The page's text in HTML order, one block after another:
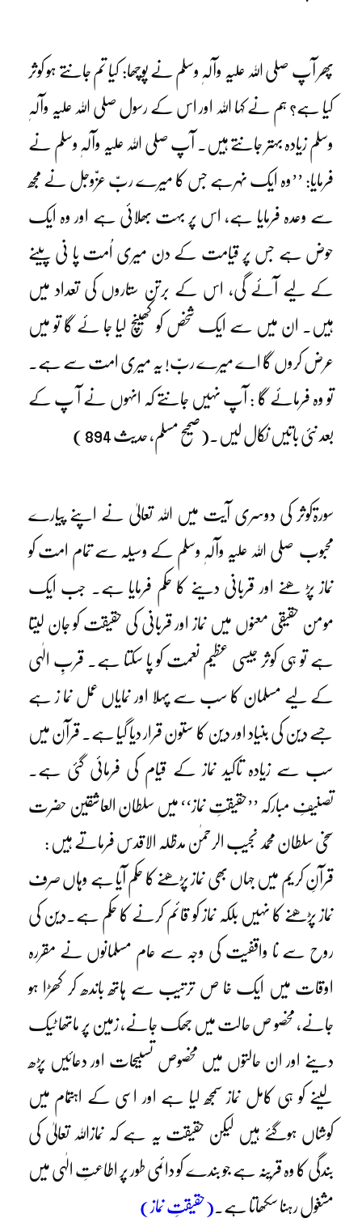
پھر آپ صلی اللہ علیہ وآلہٖ وسلم نے پوچھا: کیا تم جانتے ہو کوثر
کیا ہے؟ ہم نے کہا اللہ اور اس کے رسول صلی اللہ علیہ وآلہٖ
وسلم زیادہ بہتر جانتے ہیں۔ آپ صلی اللہ علیہ وآلہٖ وسلم نے
فرمایا: ’’وہ ایک نہرہے جس کا میرے ربّ عزّوجل نے مجھ
سے وعدہ فرمایا ہے، اس پر بہت بھلائی ہے اور وہ ایک
حوض ہے جس پر قیامت کے دن میری اُمت پا نی پینے
کے لیے آئے گی، اس کے برتن ستاروں کی تعداد میں
ہیں۔ ان میں سے ایک شخص کو کھینچ لیا جا ئے گا تو میں
عرض کروں گا اے میرے ربّ! یہ میری امت سے ہے۔
تو وہ فرمائے گا : آپ نہیں جانتے کہ انہوں نے آ پ کے
بعد نئی باتیں نکال لیں۔(صحیح مسلم، حدیث 894 )
سورۃکوثر کی دوسری آیت میں اللہ تعالیٰ نے اپنے پیارے
محبوب صلی اللہ علیہ وآلہٖ وسلم کے وسیلہ سے تمام امت کو
نماز پڑ ھنے اور قربانی دینے کا حکم فرمایا ہے۔ جب ایک
مومن حقیقی معنوں میں نماز اور قربانی کی حقیقت کو جان لیتا
ہے تو ہی کوثر جیسی عظیم نعمت کو پا سکتا ہے۔ قربِ الٰہی
کے لیے مسلمان کا سب سے پہلا اور نمایاں عمل نما ز ہے
جسے دین کی بنیاد اور دین کا ستون قرار دیا گیا ہے۔ قرآن میں
سب سے زیادہ تاکید نماز کے قیام کی فرمائی گئی ہے۔
تصنیفِ مبارکہ ’’حقیقتِ نماز‘‘ میں سلطان العاشقین حضرت
سخی سلطان محمد نجیب الرحمٰن مدظلہ الاقدس فرماتے ہیں :
قرآنِ کریم میں جہاں بھی نماز پڑھنے کا حکم آیا ہے وہاں صرف
نماز پڑھنے کا نہیں بلکہ نماز کو قائم کرنے کا حکم ہے۔دین کی
روح سے نا واقفیت کی وجہ سے عام مسلمانوں نے مقررہ
اوقات میں ایک خا ص ترتیب سے ہاتھ باندھ کر کھڑا ہو
جانے، مخصو ص حالت میں جھک جانے، زمین پر ماتھا ٹیک
دینے اور ان حالتوں میں مخصوص تسبیحات اور دعائیں پڑھ
لینے کو ہی کامل نماز سمجھ لیا ہے اور اسی کے اہتمام میں
کوشاں ہوگئے ہیں لیکن حقیقت یہ ہے کہ نمازاللہ تعالیٰ کی
بندگی کا وہ قرینہ ہے جو بندے کو دائمی طور پر اطاعتِ الٰہی میں
مشغول رہنا سکھاتا ہے۔ (حقیقتِ نماز)